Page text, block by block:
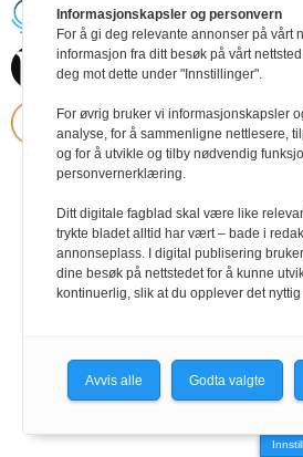
Postboks
Informasjonskapsler og personvern
For å gi deg relevante annonser på vårt
informasjon fra ditt besøk på vårt
deg mot dette under "Innstillinger".
For øvrig bruker vi informasjonskapsler
analyse, for å sammenligne nettlesere,
og for å utvikle og tilby nødvendig
personvernerklæring.
Ditt digitale fagblad skal være like
trykte bladet alltid har vært – bade i
annonseplass. I digital publisering
dine besøk på nettstedet for å kunne
kontinuerlig, slik at du opplever det
Avvis alle Godta valgte